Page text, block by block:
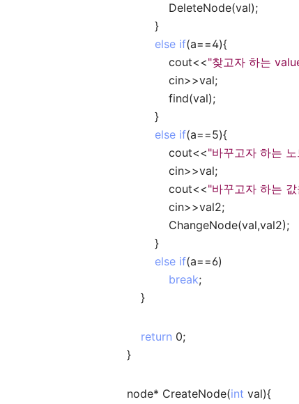
DeleteNode(val);
}
else if(a==4){
cout<<"찾고자 하는
cin>>val;
find(val);
}
else if(a==5){
cout<<"바꾸고자 하는
cin>>val;
cout<<"바꾸고자 하는
cin>>val2;
ChangeNode(val,val2);
}
else if(a==6)
break;
}
return 0;
}
node* CreateNode(int val){